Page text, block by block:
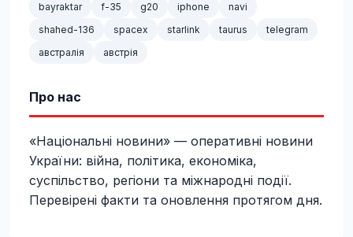
bayraktar f-35 g20 iphone
navi
shahed-136
spacex starlink taurus
telegram
австралія
австрія
Про нас
«Національні новини» — оперативні новини
України: війна, політика, економіка,
суспільство, регіони та міжнародні події.
Перевірені факти та оновлення протягом дня.